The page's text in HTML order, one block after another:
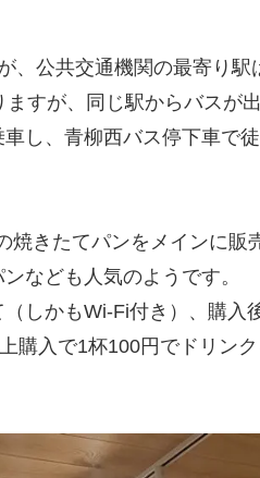
、公共交通機関の最寄り駅
すが、同じ駅からバスが出
し、青柳西バス停下車で
きたてパンをメインに販
なども人気のようです。
しかもWi-Fi付き）、購入
購入で1杯100円でドリン